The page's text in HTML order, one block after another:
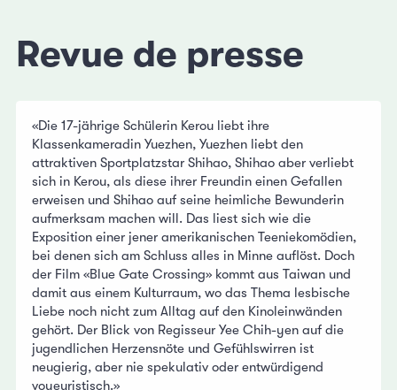
Revue de presse
«Die 17-jährige Schülerin Kerou liebt ihre
Klassenkameradin Yuezhen, Yuezhen liebt den
attraktiven Sportplatzstar Shihao, Shihao aber verliebt
sich in Kerou, als diese ihrer Freundin einen Gefallen
erweisen und Shihao auf seine heimliche Bewunderin
aufmerksam machen will. Das liest sich wie die
Exposition einer jener amerikanischen Teeniekomödien,
bei denen sich am Schluss alles in Minne auflöst. Doch
der Film «Blue Gate Crossing» kommt aus Taiwan und
damit aus einem Kulturraum, wo das Thema lesbische
Liebe noch nicht zum Alltag auf den Kinoleinwänden
gehört. Der Blick von Regisseur Yee Chih-yen auf die
jugendlichen Herzensnöte und Gefühlswirren ist
neugierig, aber nie spekulativ oder entwürdigend
voyeuristisch.»